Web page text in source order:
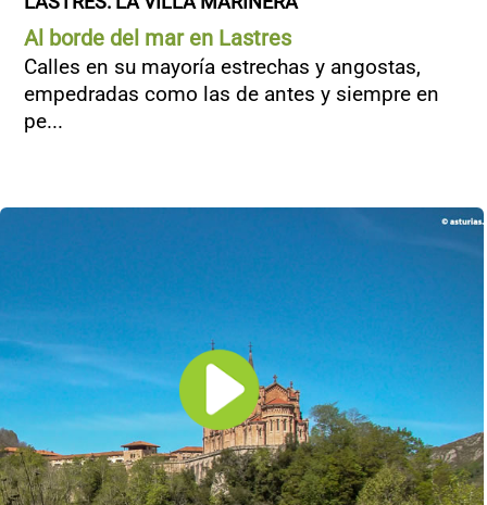
Al borde del mar en Lastres
Calles en su mayoría estrechas y angostas,
empedradas como las de antes y siempre en
pe...